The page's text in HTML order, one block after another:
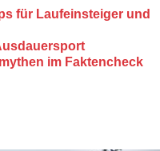
für Laufeinsteiger und
im Faktencheck